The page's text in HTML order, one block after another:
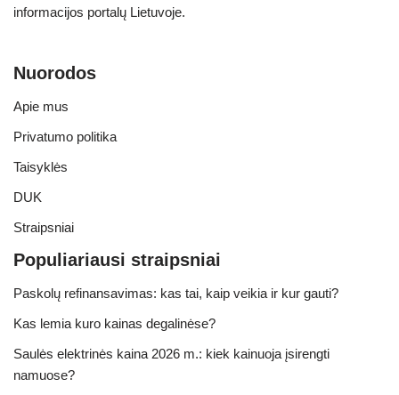
informacijos portalų Lietuvoje.
Nuorodos
Apie mus
Privatumo politika
Taisyklės
DUK
Straipsniai
Populiariausi straipsniai
Paskolų refinansavimas: kas tai, kaip veikia ir kur gauti?
Kas lemia kuro kainas degalinėse?
Saulės elektrinės kaina 2026 m.: kiek kainuoja įsirengti
namuose?